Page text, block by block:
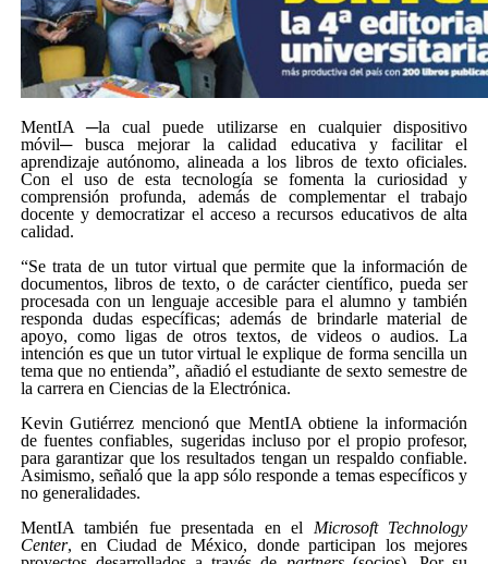
MentIA ─la cual puede utilizarse en cualquier dispositivo
móvil─ busca mejorar la calidad educativa y facilitar el
aprendizaje autónomo, alineada a los libros de texto oficiales.
Con el uso de esta tecnología se fomenta la curiosidad y
comprensión profunda, además de complementar el trabajo
docente y democratizar el acceso a recursos educativos de alta
calidad.
“Se trata de un tutor virtual que permite que la información de
documentos, libros de texto, o de carácter científico, pueda ser
procesada con un lenguaje accesible para el alumno y también
responda dudas específicas; además de brindarle material de
apoyo, como ligas de otros textos, de videos o audios. La
intención es que un tutor virtual le explique de forma sencilla un
tema que no entienda”, añadió el estudiante de sexto semestre de
la carrera en Ciencias de la Electrónica.
Kevin Gutiérrez mencionó que MentIA obtiene la información
de fuentes confiables, sugeridas incluso por el propio profesor,
para garantizar que los resultados tengan un respaldo confiable.
Asimismo, señaló que la app sólo responde a temas específicos y
no generalidades.
MentIA también fue presentada en el Microsoft Technology
Center, en Ciudad de México, donde participan los mejores